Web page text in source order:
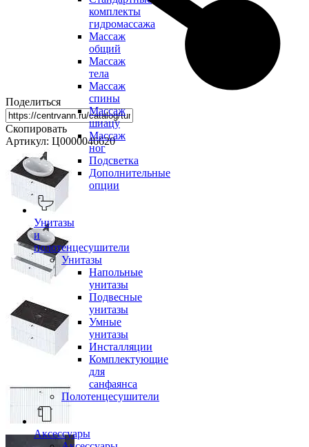
комплекты
гидромассажа
Массаж
общий
Массаж
тела
Массаж
спины
Массаж
шиацу
Массаж
ног
Подсветка
Дополнительные
опции
Унитазы
и
полотенцесушители
Унитазы
Напольные
унитазы
Подвесные
унитазы
Умные
унитазы
Инсталляции
Комплектующие
для
санфаянса
Полотенцесушители
Аксессуары
Поделиться
Скопировать
Артикул: Ц0000046620